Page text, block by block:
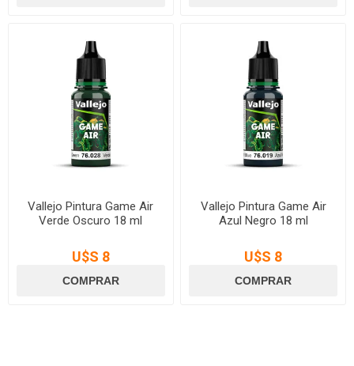
Vallejo Pintura Game Air
Verde Oscuro 18 ml
U$S 8
Vallejo Pintura Game Air
Azul Negro 18 ml
U$S 8